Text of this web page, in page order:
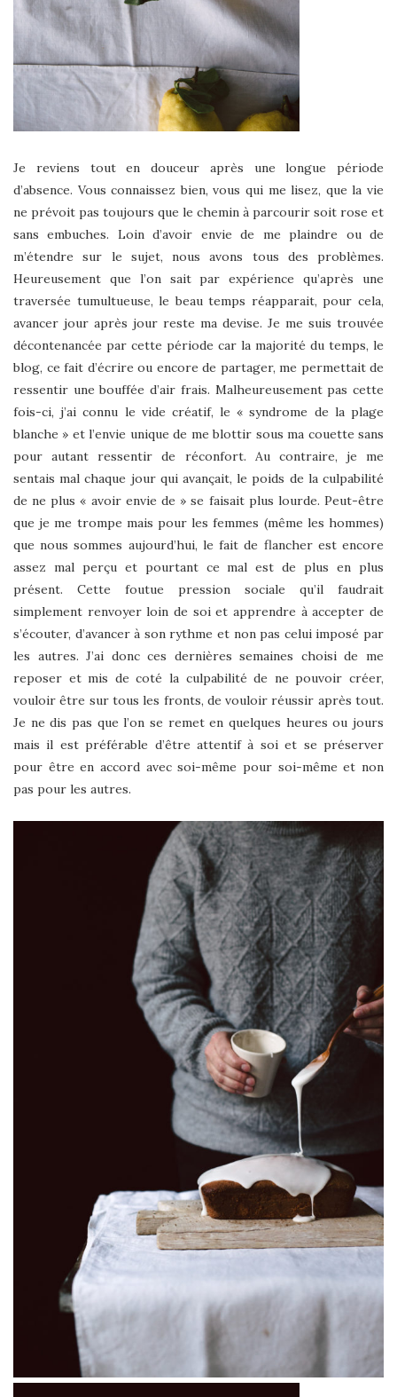
Je reviens tout en douceur après une longue période
d’absence. Vous connaissez bien, vous qui me lisez, que la vie
ne prévoit pas toujours que le chemin à parcourir soit rose et
sans embuches. Loin d’avoir envie de me plaindre ou de
m’étendre sur le sujet, nous avons tous des problèmes.
Heureusement que l’on sait par expérience qu’après une
traversée tumultueuse, le beau temps réapparait, pour cela,
avancer jour après jour reste ma devise. Je me suis trouvée
décontenancée par cette période car la majorité du temps, le
blog, ce fait d’écrire ou encore de partager, me permettait de
ressentir une bouffée d’air frais. Malheureusement pas cette
fois-ci, j’ai connu le vide créatif, le « syndrome de la plage
blanche » et l’envie unique de me blottir sous ma couette sans
pour autant ressentir de réconfort. Au contraire, je me
sentais mal chaque jour qui avançait, le poids de la culpabilité
de ne plus « avoir envie de » se faisait plus lourde. Peut-être
que je me trompe mais pour les femmes (même les hommes)
que nous sommes aujourd’hui, le fait de flancher est encore
assez mal perçu et pourtant ce mal est de plus en plus
présent. Cette foutue pression sociale qu’il faudrait
simplement renvoyer loin de soi et apprendre à accepter de
s’écouter, d’avancer à son rythme et non pas celui imposé par
les autres. J’ai donc ces dernières semaines choisi de me
reposer et mis de coté la culpabilité de ne pouvoir créer,
vouloir être sur tous les fronts, de vouloir réussir après tout.
Je ne dis pas que l’on se remet en quelques heures ou jours
mais il est préférable d’être attentif à soi et se préserver
pour être en accord avec soi-même pour soi-même et non
pas pour les autres.